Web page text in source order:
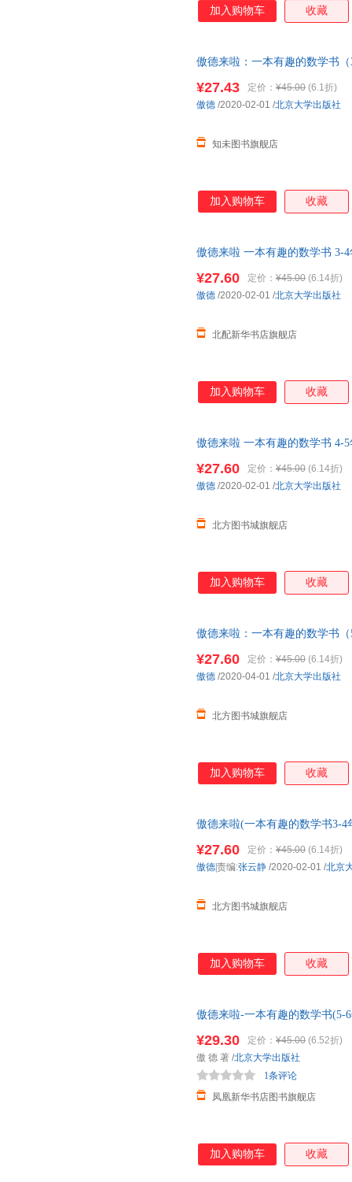
加入购物车 收藏
傲德来啦：一本有趣的数学书
¥27.43 定价： ¥45.00 (6.1折)
知未图书旗舰店
傲德 /2020-02-01 /北京大学出版社
加入购物车 收藏
傲德来啦 一本有趣的数学书 3-
¥27.60 定价： ¥45.00 (6.14折)
北配新华书店旗舰店
傲德 /2020-02-01 /北京大学出版社
加入购物车 收藏
傲德来啦 一本有趣的数学书 4-
达！
¥27.60 定价： ¥45.00 (6.14折)
北方图书城旗舰店
傲德 /2020-02-01 /北京大学出版社
加入购物车 收藏
傲德来啦：一本有趣的数学书
¥27.60 定价： ¥45.00 (6.14折)
北方图书城旗舰店
傲德 /2020-04-01 /北京大学出版社
加入购物车 收藏
傲德来啦(一本有趣的数学书3-
日送达！
¥27.60 定价： ¥45.00 (6.14折)
北方图书城旗舰店
傲德|责编:张云静 /2020-02-01 /北京
加入购物车 收藏
傲德来啦-一本有趣的数学书(5-
¥29.30 定价： ¥45.00 (6.52折)
凤凰新华书店图书旗舰店
1条评论
傲 德 著 /北京大学出版社
加入购物车 收藏